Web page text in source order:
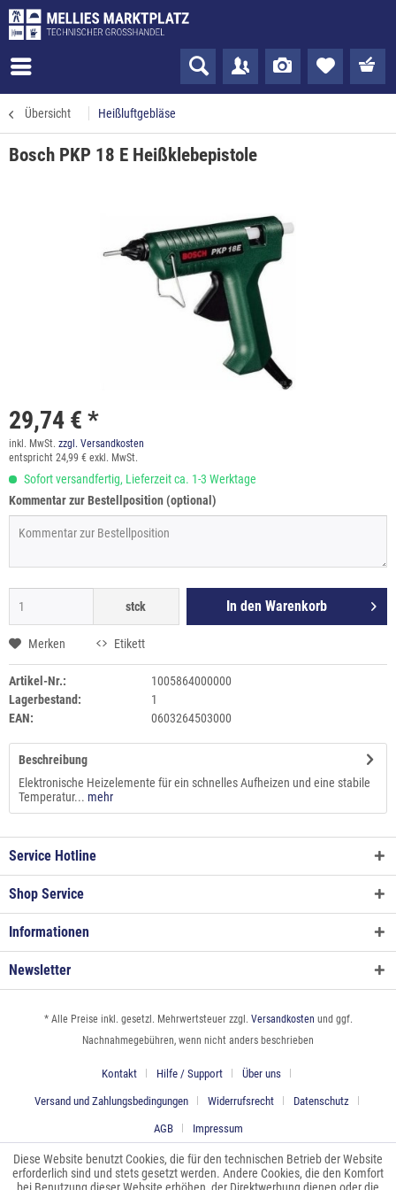
Übersicht Heißluftgebläse
Bosch PKP 18 E Heißklebepistole
29,74 € *
inkl. MwSt. zzgl. Versandkosten
entspricht 24,99 € exkl. MwSt.
Sofort versandfertig, Lieferzeit ca. 1-3 Werktage
Kommentar zur Bestellposition (optional)
stck In den Warenkorb
Merken Etikett
Artikel-Nr.:
1005864000000
Lagerbestand:
1
EAN:
0603264503000
Beschreibung
Elektronische Heizelemente für ein schnelles Aufheizen und eine stabile
Temperatur... mehr
Service Hotline
Shop Service
Informationen
Newsletter
* Alle Preise inkl. gesetzl. Mehrwertsteuer zzgl. Versandkosten und ggf.
Nachnahmegebühren, wenn nicht anders beschrieben
Kontakt Hilfe / Support Über uns
Versand und Zahlungsbedingungen Widerrufsrecht Datenschutz
AGB Impressum
Diese Website benutzt Cookies, die für den technischen Betrieb der Website
erforderlich sind und stets gesetzt werden. Andere Cookies, die den Komfort